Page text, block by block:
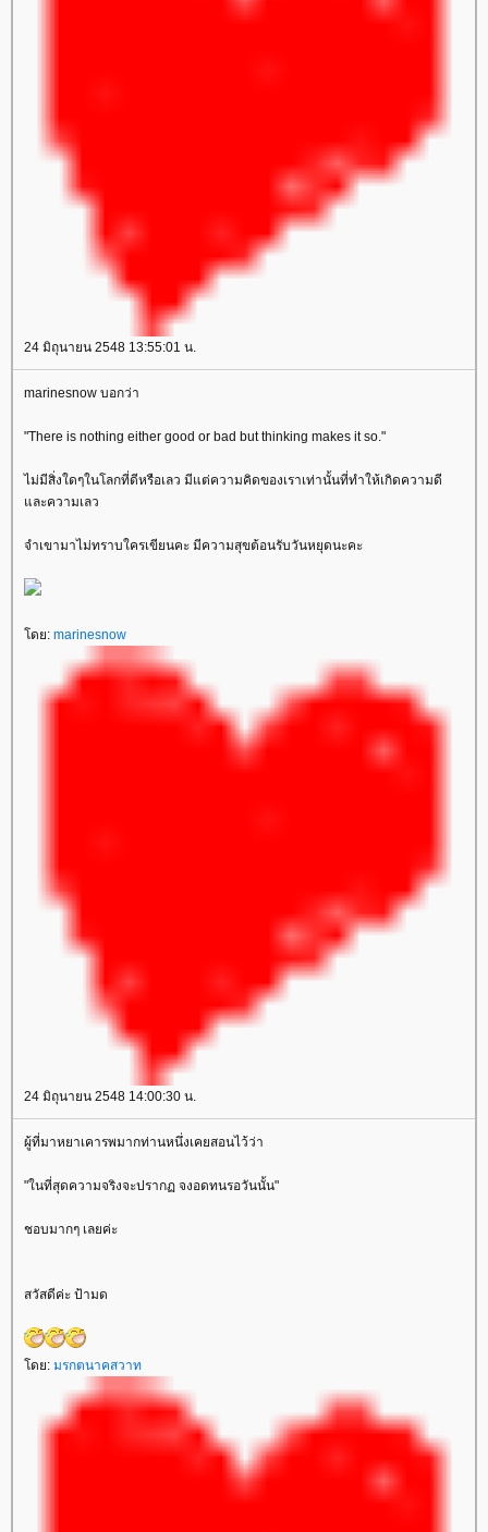
24 มิถุนายน 2548 13:55:01 น.
marinesnow บอกว่า
"There is nothing either good or bad but thinking makes it so."
ไม่มีสิ่งใดๆในโลกที่ดีหรือเลว มีแต่ความคิดของเราเท่านั้นที่ทำให้เกิดความดี
ละความเลว
จำเขามาไม่ทราบใครเขียนคะ มีความสุขต้อนรับวันหยุดนะคะ
ดย: marinesnow
24 มิถุนายน 2548 14:00:30 น.
ผู้ที่มาหยาเคารพมากท่านหนึ่งเคยสอนไว้ว่า
"ในที่สุดความจริงจะปรากฏ จงอดทนรอวันนั้น"
ชอบมากๆ เลยค่ะ
สวัสดีค่ะ ป้ามด
ดย: มรกตนาคสวาท